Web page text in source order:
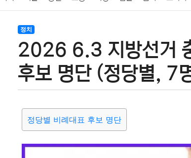
결혼 육아
기술 종교 사회 정치 건강 의료 의학
정치
2026 6.3 지방선거
후보 명단 (정당별, 7
정당별 비례대표 후보 명단